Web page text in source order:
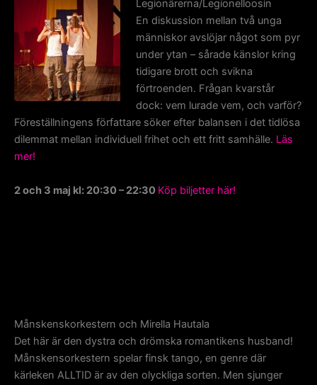
Legionärerna/Legionelloosin
En diskussion mellan två unga
människor avslöjar något som pyr
under ytan – sårade känslor kring
tidigare brott och svikna
förtroenden. Frågan kvarstår
dock: vem lurade vem, och varför?
Föreställningens författare söker efter balansen i det tidlösa
dilemmat mellan individuell frihet och ett fritt samhälle. Läs
mer!
2 och 3 maj kl: 20:30 – 22:30 Köp biljetter här!
Månskenskorkestern och Mirella Hautala
Det här är den dystra och drömska romantikens husband!
Månskensorkestern spelar finsk tango, en genre där
kärleken ALLTID är av den olyckliga sorten. Men sjunger